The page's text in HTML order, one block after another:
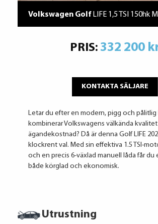
Volkswagen Golf LIFE 1,5 TSI 150hk
PRIS: 332 200
KONTAKTA SÄLJARE
Letar du efter en modern, pigg och pålitlig
kombinerar Volkswagens välkända
ägandekostnad? Då är denna Golf LIFE
klockrent val. Med sin effektiva 1.5 TSI-
och en precis 6-växlad manuell låda får du
både körglad och ekonomisk.
Utrustning